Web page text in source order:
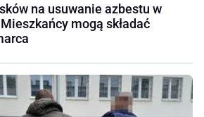
na usuwanie azbestu w
mogą składać